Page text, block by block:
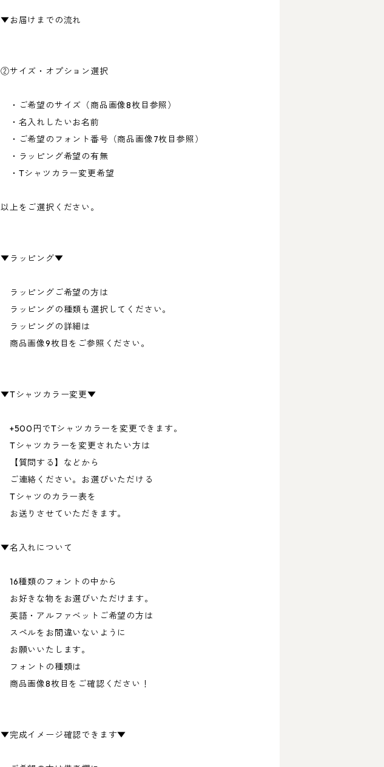
▼お届けまでの流れ
②サイズ・オプション選択
・ご希望のサイズ（商品画像8枚目参照）
・名入れしたいお名前
・ご希望のフォント番号（商品画像7枚目参照）
・ラッピング希望の有無
・Tシャツカラー変更希望
以上をご選択ください。
▼ラッピング▼
ラッピングご希望の方は
ラッピングの種類も選択してください。
ラッピングの詳細は
商品画像9枚目をご参照ください。
▼Tシャツカラー変更▼
+500円でTシャツカラーを変更できます。
Tシャツカラーを変更されたい方は
【質問する】などから
ご連絡ください。お選びいただける
Tシャツのカラー表を
お送りさせていただきます。
▼名入れについて
16種類のフォントの中から
お好きな物をお選びいただけます。
英語・アルファベットご希望の方は
スペルをお間違いないように
お願いいたします。
フォントの種類は
商品画像8枚目をご確認ください！
▼完成イメージ確認できます▼